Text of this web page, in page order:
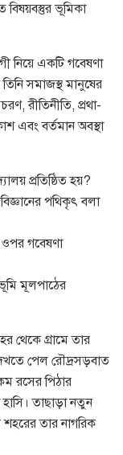
ভূমিকা
একটি গবেষণা
তিনি সমাজস্থ মানুষের
রীতিনীতি, প্রথা-
এবং বর্তমান অবস্থা
প্রতিষ্ঠিত হয়?
পথিকৃৎ বলা
গবেষণা
মূলপাঠের
থেকে গ্রামে তার
পেল রৌদ্রসড়বাত
রসের পিঠার
তাছাড়া নতুন
শহরের তার নাগরিক